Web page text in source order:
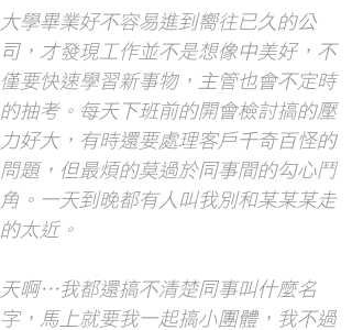
大學畢業好不容易進到嚮往已久的公
司，才發現工作並不是想像中美好，不
僅要快速學習新事物，主管也會不定時
的抽考。每天下班前的開會檢討搞的壓
力好大，有時還要處理客戶千奇百怪的
問題，但最煩的莫過於同事間的勾心鬥
角。一天到晚都有人叫我別和某某某走
的太近。
天啊…我都還搞不清楚同事叫什麼名
字，馬上就要我一起搞小團體，我不過